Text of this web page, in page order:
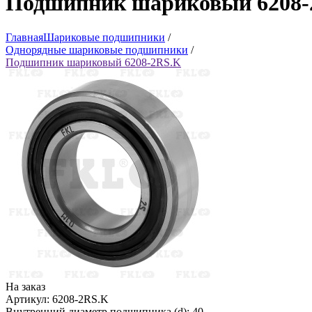
ГлавнаяШариковые подшипники /
Однорядные шариковые подшипники /
Подшипник шариковый 6208-2RS.K
На заказ
Артикул: 6208-2RS.K